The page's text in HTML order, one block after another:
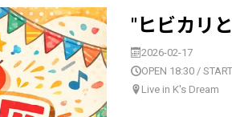
"ヒビカリ
2026-02-17
OPEN 18:30 /
Live in K's Dream